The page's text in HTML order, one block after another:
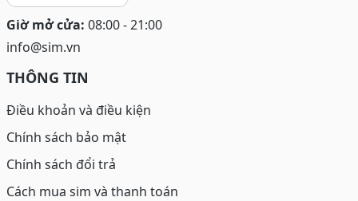
Giờ mở cửa: 08:00 - 21:00
info@sim.vn
THÔNG TIN
Điều khoản và điều kiện
Chính sách bảo mật
Chính sách đổi trả
Cách mua sim và thanh toán